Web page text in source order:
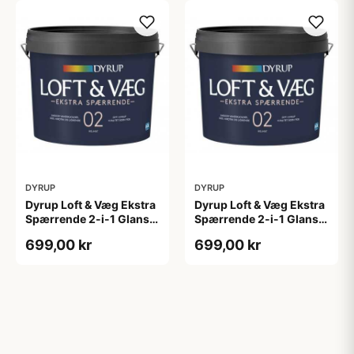
DYRUP
Dyrup Loft & Væg Ekstra
Spærrende 2-i-1 Glans 2
699,00 kr
DYRUP
Dyrup Loft & Væg Ekstra
Spærrende 2-i-1 Glans 2
699,00 kr